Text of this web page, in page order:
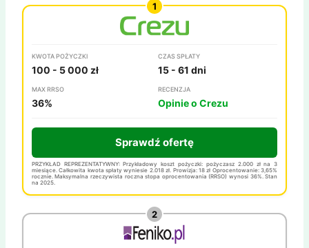
KWOTA POŻYCZKI
100 - 5 000 zł
CZAS SPŁATY
15 - 61 dni
MAX RRSO
36%
RECENZJA
Opinie o Crezu
Sprawdź ofertę
PRZYKŁAD REPREZENTATYWNY: Przykładowy koszt pożyczki: pożyczasz 2.000 zł na 3
miesiące. Całkowita kwota spłaty wyniesie 2.018 zł. Prowizja: 18 zł Oprocentowanie: 3,65%
rocznie. Maksymalna rzeczywista roczna stopa oprocentowania (RRSO) wynosi 36%. Stan
na 2025.